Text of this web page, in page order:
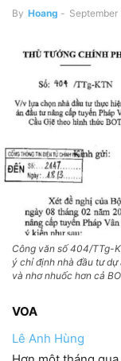
By Hoang - September
Công văn số 404/TTg-
ý chỉ định nhà đầu tư
và nhơ nhuốc hơn cả
VOA
Lê Anh Hùng